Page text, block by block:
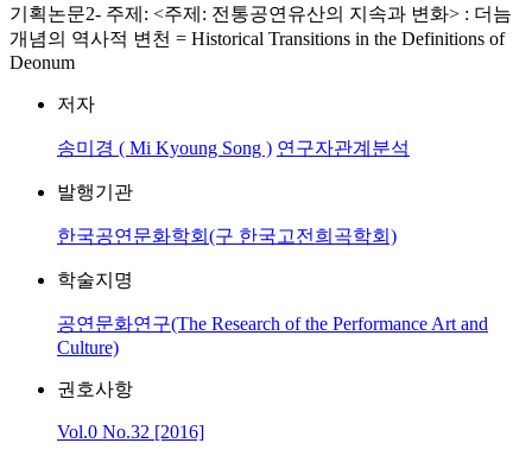
기획논문2- 주제: <주제: 전통공연유산의 지속과 변화> : 더늠
개념의 역사적 변천 = Historical Transitions in the Definitions of
Deonum
저자
송미경 ( Mi Kyoung Song ) 연구자관계분석
발행기관
한국공연문화학회(구 한국고전희곡학회)
학술지명
공연문화연구(The Research of the Performance Art and
Culture)
권호사항
Vol.0 No.32 [2016]